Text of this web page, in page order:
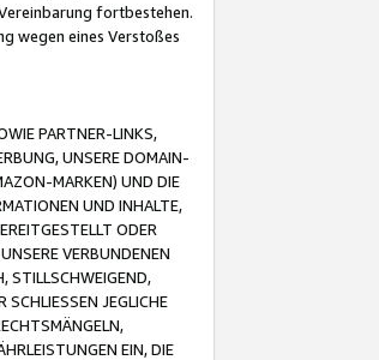
fortbestehen.
wegen eines Verstoßes
PARTNER-LINKS,
UNSERE DOMAIN-
MARKEN) UND DIE
UND INHALTE,
ODER
VERBUNDENEN
STILLSCHWEIGEND,
SCHLIESSEN JEGLICHE
EIN, DIE